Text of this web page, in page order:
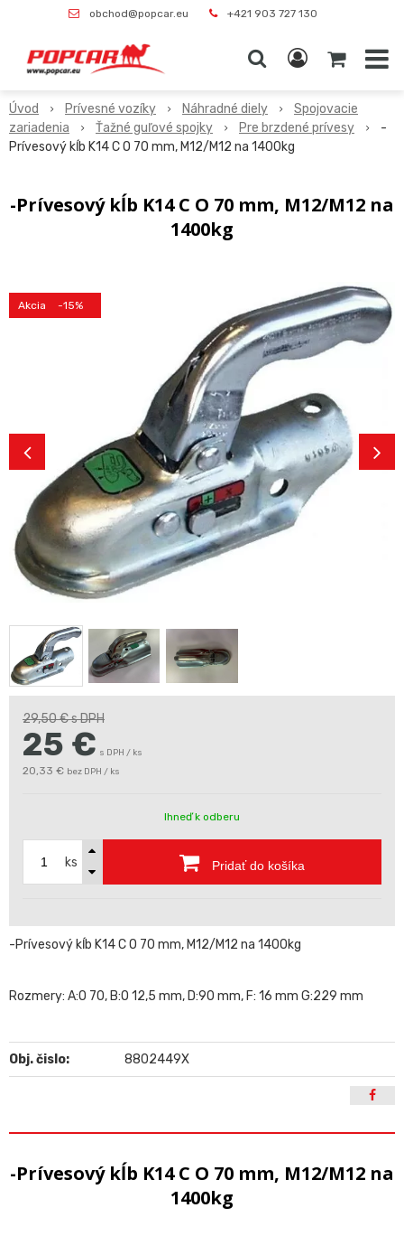
obchod@popcar.eu +421 903 727 130
Úvod Prívesné vozíky Náhradné diely
Spojovacie
zariadenia
Ťažné guľové spojky Pre brzdené prívesy
-
Prívesový kĺb K14 C O 70 mm, M12/M12 na 1400kg
-Prívesový kĺb K14 C O 70 mm, M12/M12 na
1400kg
Akcia -15%
29,50 €s DPH
25 € s DPH / ks
20,33 € bez DPH / ks
Ihneď k odberu
ks Pridať do košíka
-Prívesový kĺb K14 C O 70 mm, M12/M12 na 1400kg
Rozmery: A:O 70, B:O 12,5 mm, D:90 mm, F: 16 mm G:229 mm
Obj. čislo: 8802449X
-Prívesový kĺb K14 C O 70 mm, M12/M12 na
1400kg